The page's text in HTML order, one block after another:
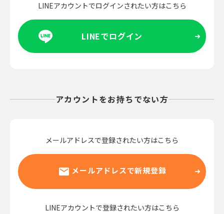
LINEアカウントでログインされたい方はこちら
LINEでログイン
アカウントをお持ちでない方
メールアドレスで登録されたい方はこちら
メールアドレスで新規登録
LINEアカウントで登録されたい方はこちら